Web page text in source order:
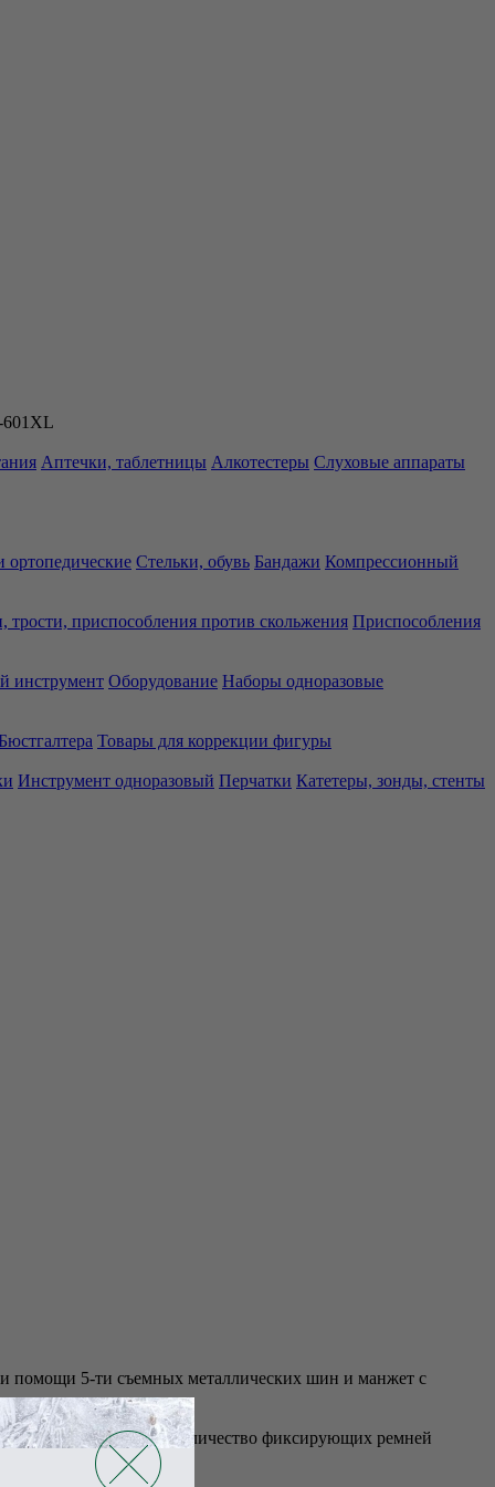
601XL
Аптечки, таблетницы Алкотестеры Слуховые аппараты
ортопедические Стельки, обувь Бандажи Компрессионный
трости, приспособления против скольжения Приспособления
инструмент Оборудование Наборы одноразовые
Бюстгалтера Товары для коррекции фигуры
Инструмент одноразовый Перчатки Катетеры, зонды, стенты
помощи 5-ти съемных металлических шин и манжет с
Длина тутора и количество фиксирующих ремней